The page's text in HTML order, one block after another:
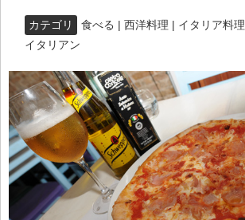
カテゴリ 食べる | 西洋料理 | イタリア料理
イタリアン